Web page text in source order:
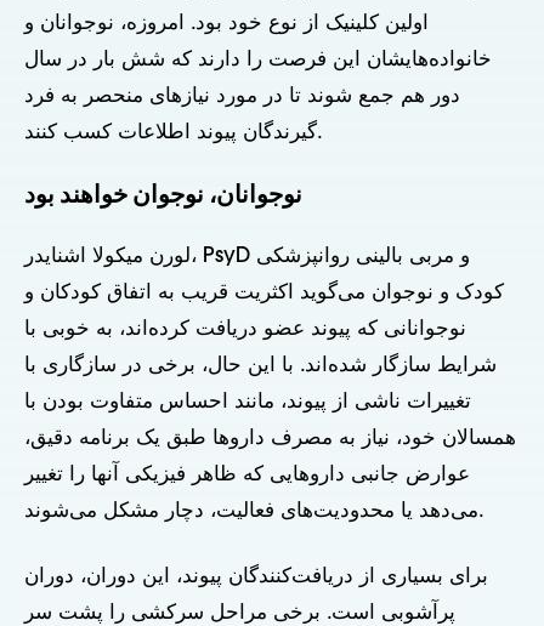
اولین کلینیک از نوع خود بود. امروزه، نوجوانان و
خانواده‌هایشان این فرصت را دارند که شش بار در سال
دور هم جمع شوند تا در مورد نیازهای منحصر به فرد
گیرندگان پیوند اطلاعات کسب کنند.
نوجوانان، نوجوان خواهند بود
لورن میکولا اشنایدر، PsyD و مربی بالینی روانپزشکی
کودک و نوجوان می‌گوید اکثریت قریب به اتفاق کودکان و
نوجوانانی که پیوند عضو دریافت کرده‌اند، به خوبی با
شرایط سازگار شده‌اند. با این حال، برخی در سازگاری با
تغییرات ناشی از پیوند، مانند احساس متفاوت بودن با
همسالان خود، نیاز به مصرف داروها طبق یک برنامه دقیق،
عوارض جانبی داروهایی که ظاهر فیزیکی آنها را تغییر
می‌دهد یا محدودیت‌های فعالیت، دچار مشکل می‌شوند.
برای بسیاری از دریافت‌کنندگان پیوند، این دوران، دوران
پرآشوبی است. برخی مراحل سرکشی را پشت سر